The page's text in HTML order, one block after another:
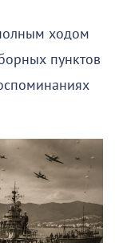
ходом
пунктов